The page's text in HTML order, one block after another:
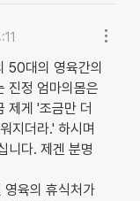
50대의 영육간의
진정 엄마의몸은
제게 '조금만 더
지더라.' 하시며
니다. 제겐 분명
영육의 휴식처가